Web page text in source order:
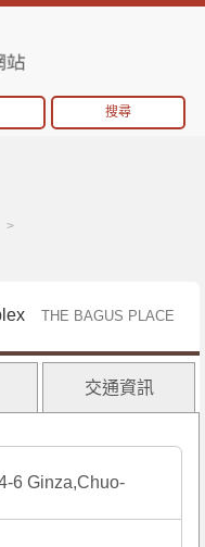
搜尋
THE BAGUS PLACE
交通資訊
6 Ginza,Chuo-